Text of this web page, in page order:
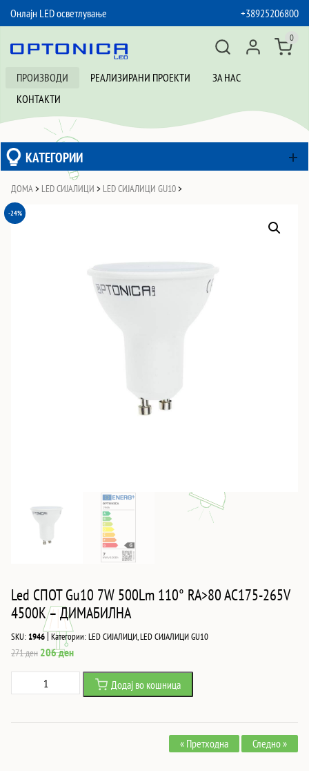
Онлајн LED осветлување
+38925206800
ПРОИЗВОДИ РЕАЛИЗИРАНИ ПРОЕКТИ
ЗА НАС
КОНТАКТИ
0
КАТЕГОРИИ
ДОМА > LED СИЈАЛИЦИ > LED СИЈАЛИЦИ GU10>
-24%
Led СПОТ Gu10 7W 500Lm 110° RA>80 AC175-265V
4500K – ДИМАБИЛНА
SKU:1946|Категории:LED СИЈАЛИЦИ,LED СИЈАЛИЦИ GU10
271ден Original
was:
206денCurrent
price
206 ден.
СПОТ
Додај во кошница
« Претходна Следно »